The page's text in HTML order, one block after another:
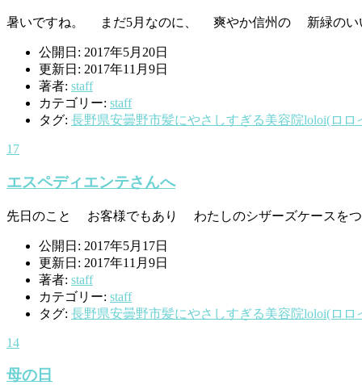
暑いですね。 まだ5月なのに、 爽やか信州の 新緑の
公開日: 2017年5月20日
更新日: 2017年11月9日
著者: staff
カテゴリー: staff
タグ: 長野県安曇野市髪にやさしすぎる美容院loloi(ロロ
17
エスペディエンテさんへ
先日のこと お客様でもあり わたしのシザーズケースを
公開日: 2017年5月17日
更新日: 2017年11月9日
著者: staff
カテゴリー: staff
タグ: 長野県安曇野市髪にやさしすぎる美容院loloi(ロロ
14
母の日